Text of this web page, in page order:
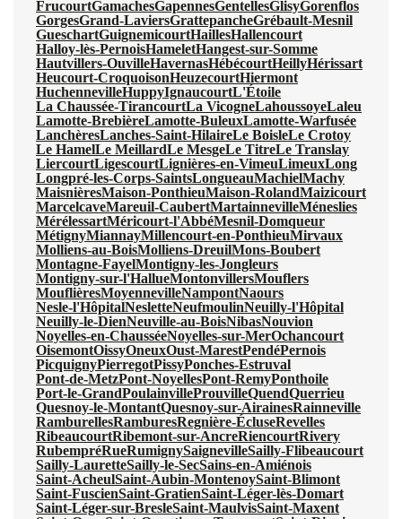
FrucourtGamachesGapennesGentellesGlisyGorenflos
GorgesGrand-LaviersGrattepancheGrébault-Mesnil
GueschartGuignemicourtHaillesHallencourt
Halloy-lès-PernoisHameletHangest-sur-Somme
Hautvillers-OuvilleHavernasHébécourtHeillyHérissart
Heucourt-CroquoisonHeuzecourtHiermont
HuchennevilleHuppyIgnaucourtL'Étoile
La Chaussée-TirancourtLa VicogneLahoussoyeLaleu
Lamotte-BrebièreLamotte-BuleuxLamotte-Warfusée
LanchèresLanches-Saint-HilaireLe BoisleLe Crotoy
Le HamelLe MeillardLe MesgeLe TitreLe Translay
LiercourtLigescourtLignières-en-VimeuLimeuxLong
Longpré-les-Corps-SaintsLongueauMachielMachy
MaisnièresMaison-PonthieuMaison-RolandMaizicourt
MarcelcaveMareuil-CaubertMartainnevilleMéneslies
MérélessartMéricourt-l'AbbéMesnil-Domqueur
MétignyMiannayMillencourt-en-PonthieuMirvaux
Molliens-au-BoisMolliens-DreuilMons-Boubert
Montagne-FayelMontigny-les-Jongleurs
Montigny-sur-l'HallueMontonvillersMouflers
MouflièresMoyennevilleNampontNaours
Nesle-l'HôpitalNesletteNeufmoulinNeuilly-l'Hôpital
Neuilly-le-DienNeuville-au-BoisNibasNouvion
Noyelles-en-ChausséeNoyelles-sur-MerOchancourt
OisemontOissyOneuxOust-MarestPendéPernois
PicquignyPierregotPissyPonches-Estruval
Pont-de-MetzPont-NoyellesPont-RemyPonthoile
Port-le-GrandPoulainvilleProuvilleQuendQuerrieu
Quesnoy-le-MontantQuesnoy-sur-AirainesRainneville
RamburellesRamburesRegnière-ÉcluseRevelles
RibeaucourtRibemont-sur-AncreRiencourtRivery
RubempréRueRumignySaignevilleSailly-Flibeaucourt
Sailly-LauretteSailly-le-SecSains-en-Amiénois
Saint-AcheulSaint-Aubin-MontenoySaint-Blimont
Saint-FuscienSaint-GratienSaint-Léger-lès-Domart
Saint-Léger-sur-BresleSaint-MaulvisSaint-Maxent